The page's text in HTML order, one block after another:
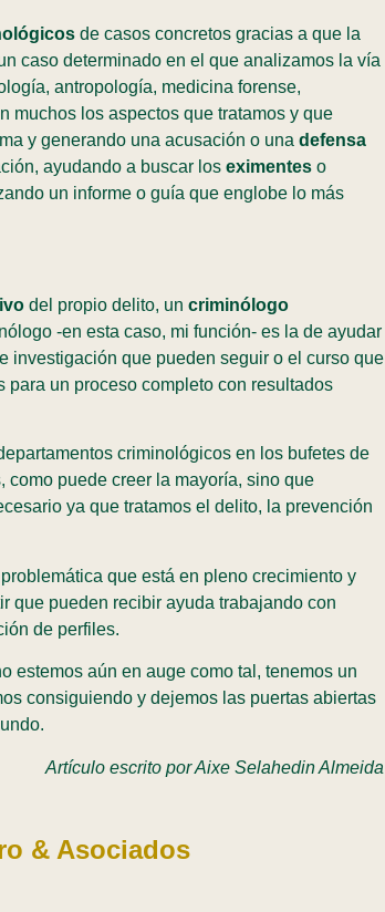
de casos concretos gracias a que la
caso determinado en el que analizamos la vía
antropología, medicina forense,
los aspectos que tratamos y que
y generando una acusación o una defensa
ayudando a buscar los eximentes o
un informe o guía que englobe lo más
del propio delito, un criminólogo
-en esta caso, mi función- es la de ayudar
investigación que pueden seguir o el curso que
un proceso completo con resultados
criminológicos en los bufetes de
puede creer la mayoría, sino que
ya que tratamos el delito, la prevención
que está en pleno crecimiento y
que pueden recibir ayuda trabajando con
de perfiles.
estemos aún en auge como tal, tenemos un
consiguiendo y dejemos las puertas abiertas
Artículo escrito por Aixe Selahedin Almeida
& Asociados